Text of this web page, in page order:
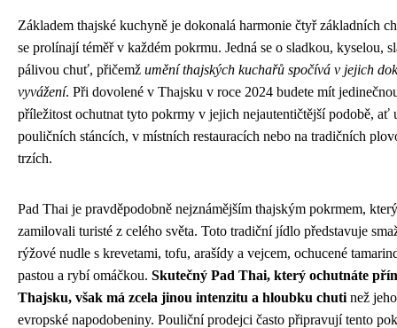
Základem thajské kuchyně je dokonalá harmonie čtyř základních
se prolínají téměř v každém pokrmu. Jedná se o sladkou, kyselou,
pálivou chuť, přičemž umění thajských kuchařů spočívá v jejich
vyvážení. Při dovolené v Thajsku v roce 2024 budete mít
příležitost ochutnat tyto pokrmy v jejich nejautentičtější podobě, ať
pouličních stáncích, v místních restauracích nebo na tradičních
trzích.
Pad Thai je pravděpodobně nejznámějším thajským pokrmem,
zamilovali turisté z celého světa. Toto tradiční jídlo představuje
rýžové nudle s krevetami, tofu, arašídy a vejcem, ochucené
pastou a rybí omáčkou. Skutečný Pad Thai, který ochutnáte
Thajsku, však má zcela jinou intenzitu a hloubku chuti než jeho
evropské napodobeniny. Pouliční prodejci často připravují tento